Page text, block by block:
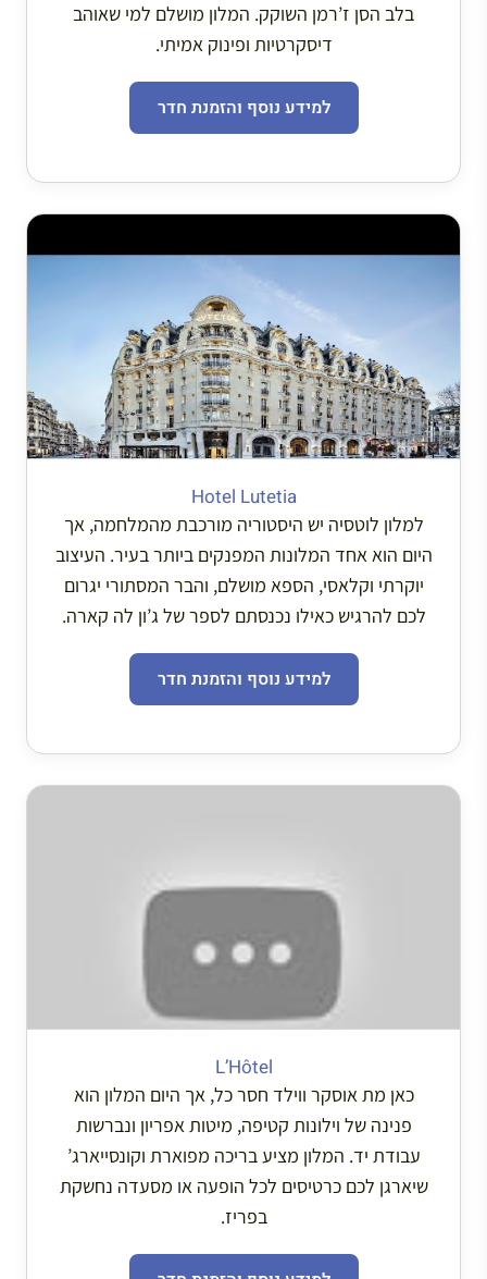
בלב הסן ז’רמן השוקק. המלון מושלם למי שאוהב
דיסקרטיות ופינוק אמיתי.
למידע נוסף והזמנת חדר
Hotel Lutetia
למלון לוטסיה יש היסטוריה מורכבת מהמלחמה, אך
היום הוא אחד המלונות המפנקים ביותר בעיר. העיצוב
יוקרתי וקלאסי, הספא מושלם, והבר המסתורי יגרום
לכם להרגיש כאילו נכנסתם לספר של ג’ון לה קארה.
למידע נוסף והזמנת חדר
L’Hôtel
כאן מת אוסקר ווילד חסר כל, אך היום המלון הוא
פנינה של וילונות קטיפה, מיטות אפריון ונברשות
עבודת יד. המלון מציע בריכה מפוארת וקונסייארג’
שיארגן לכם כרטיסים לכל הופעה או מסעדה נחשקת
בפריז.